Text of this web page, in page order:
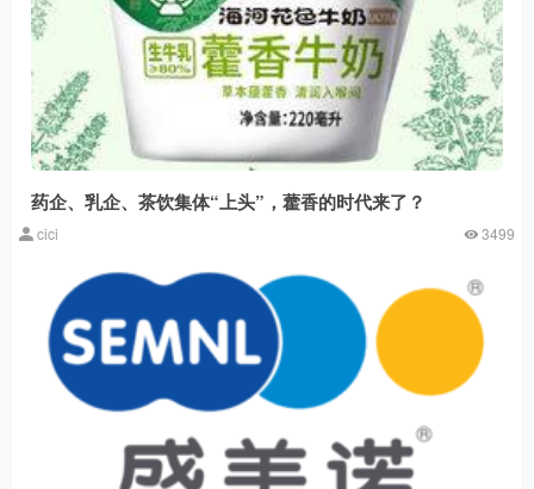
药企、乳企、茶饮集体“上头”，藿香的时代来了？
cici 3499